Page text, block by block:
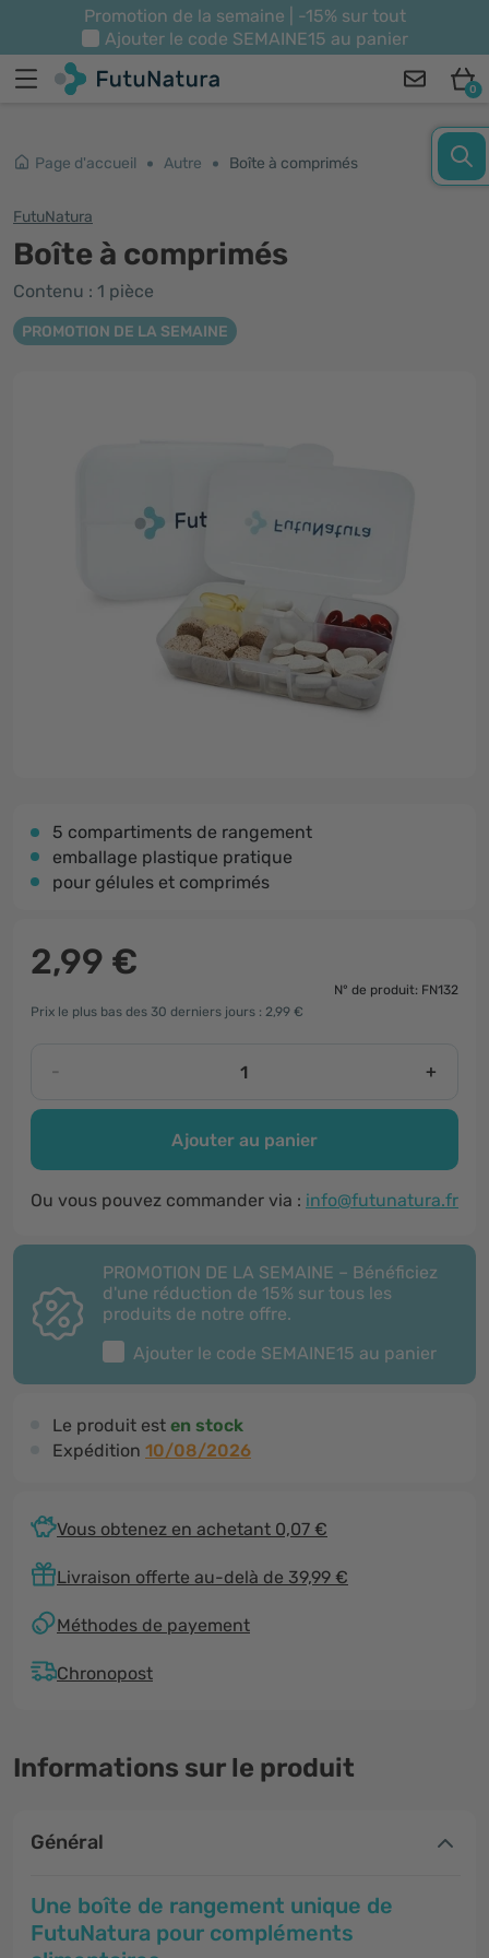
Promotion de la semaine | -15% sur tout
Ajouter le code SEMAINE15 au panier
0
Page d'accueil Autre Boîte à comprimés
FutuNatura
Boîte à comprimés
Contenu : 1 pièce
PROMOTION DE LA SEMAINE
5 compartiments de rangement
emballage plastique pratique
pour gélules et comprimés
2,99 €
N° de produit: FN132
Prix le plus bas des 30 derniers jours : 2,99 €
- +
Ajouter au panier
Ou vous pouvez commander via : info@futunatura.fr
PROMOTION DE LA SEMAINE – Bénéficiez
d'une réduction de 15% sur tous les
produits de notre offre.
Ajouter le code SEMAINE15 au panier
Le produit est en stock
Expédition 10/08/2026
Vous obtenez en achetant 0,07 €
Livraison offerte au-delà de 39,99 €
Méthodes de payement
Chronopost
Informations sur le produit
Général
Une boîte de rangement unique de
FutuNatura pour compléments